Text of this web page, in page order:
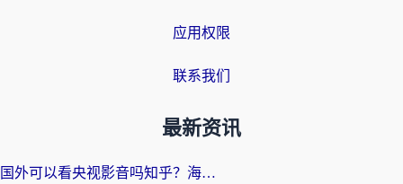
应用权限
联系我们
最新资讯
国外可以看央视影音吗知乎？海外党亲测有效的回国加速方案